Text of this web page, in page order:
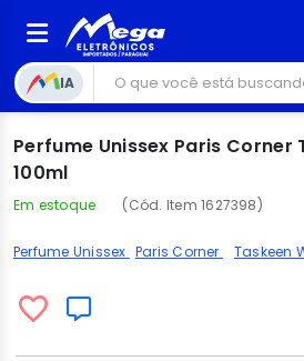
IA
Perfume Unissex Paris Corner
100ml
Em estoque (Cód. Item 1627398)
Perfume Unissex Paris Corner Taskeen